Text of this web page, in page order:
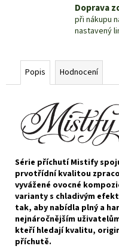
Doprava
při nákupu
nastavený
Popis Hodnocení
Série příchutí Mistify
prvotřídní kvalitou
vyvážené ovocné
varianty s chladivým
tak, aby nabídla plný a
nejnáročnějším
kteří hledají kvalitu,
příchutě.